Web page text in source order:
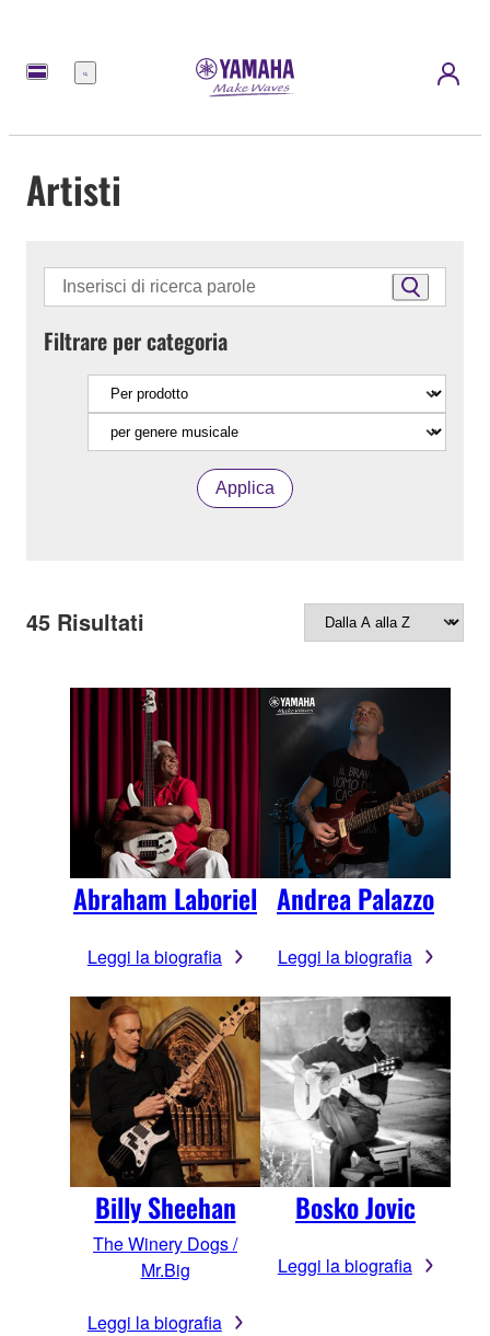
Menu
Artisti
Filtrare per categoria
Applica
45 Risultati
Abraham Laboriel
Leggi la biografia
Andrea Palazzo
Leggi la biografia
Billy Sheehan
The Winery Dogs /
Mr.Big
Leggi la biografia
Bosko Jovic
Leggi la biografia